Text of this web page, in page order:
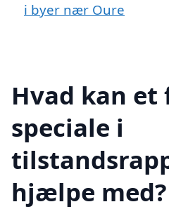
i byer nær Oure
Hvad kan et
speciale i
hjælpe med?